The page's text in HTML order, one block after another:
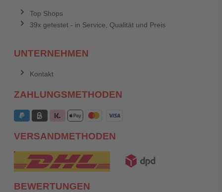
Top Shops
39x getestet - in Service, Qualität und Preis
UNTERNEHMEN
Kontakt
ZAHLUNGSMETHODEN
VERSANDMETHODEN
BEWERTUNGEN